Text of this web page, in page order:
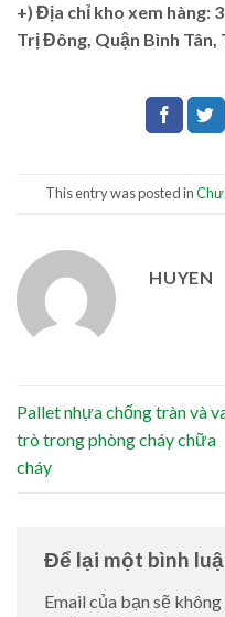
+) Địa chỉ kho xem hàng:
Trị Đông, Quận Bình Tân,
This entry was posted in
HUYEN
Pallet nhựa chống tràn và
trò trong phòng cháy chữa
cháy
Để lại một bình
Email của bạn sẽ